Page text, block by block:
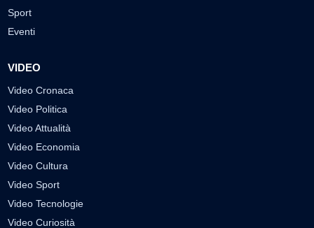
Sport
Eventi
VIDEO
Video Cronaca
Video Politica
Video Attualità
Video Economia
Video Cultura
Video Sport
Video Tecnologie
Video Curiosità